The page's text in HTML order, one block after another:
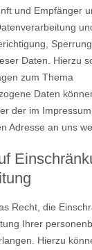
und Empfänger
Daten. Hierzu
zum Thema
Daten
der im Impressum
Adresse an uns
Recht, die
Ihrer
Hierzu